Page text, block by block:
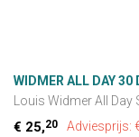
WIDMER ALL DAY
Louis Widmer All
25,20 Adviesprijs: